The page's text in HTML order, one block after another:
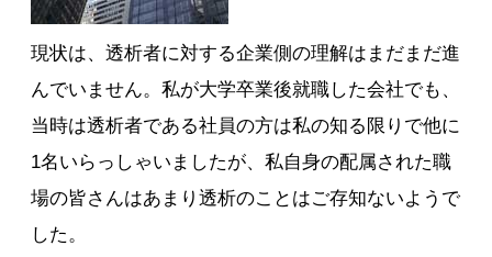
現状は、透析者に対する企業側の理解はまだまだ進
んでいません。私が大学卒業後就職した会社でも、
当時は透析者である社員の方は私の知る限りで他に
1名いらっしゃいましたが、私自身の配属された職
場の皆さんはあまり透析のことはご存知ないようで
した。